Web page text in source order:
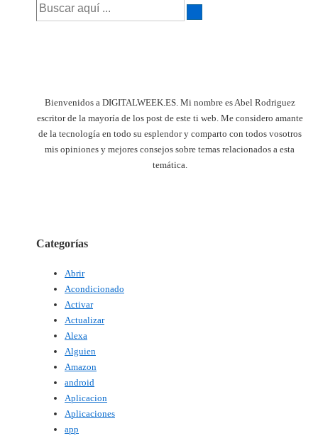
Bienvenidos a DIGITALWEEK.ES. Mi nombre es Abel Rodriguez
escritor de la mayoría de los post de este ti web. Me considero amante
de la tecnología en todo su esplendor y comparto con todos vosotros
mis opiniones y mejores consejos sobre temas relacionados a esta
temática.
Categorías
Abrir
Acondicionado
Activar
Actualizar
Alexa
Alguien
Amazon
android
Aplicacion
Aplicaciones
app